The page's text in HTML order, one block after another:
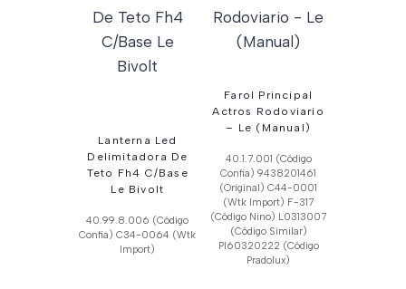
Lanterna Led
Delimitadora De
Teto Fh4 C/Base
Le Bivolt
40.99.8.006 (Código
Confia) C34-0064 (Wtk
Import)
Farol Principal
Actros Rodoviario
– Le (Manual)
40.1.7.001 (Código
Confia) 9438201461
(Original) C44-0001
(Wtk Import) F-317
(Código Nino) L0313007
(Código Similar)
Pl60320222 (Código
Pradolux)